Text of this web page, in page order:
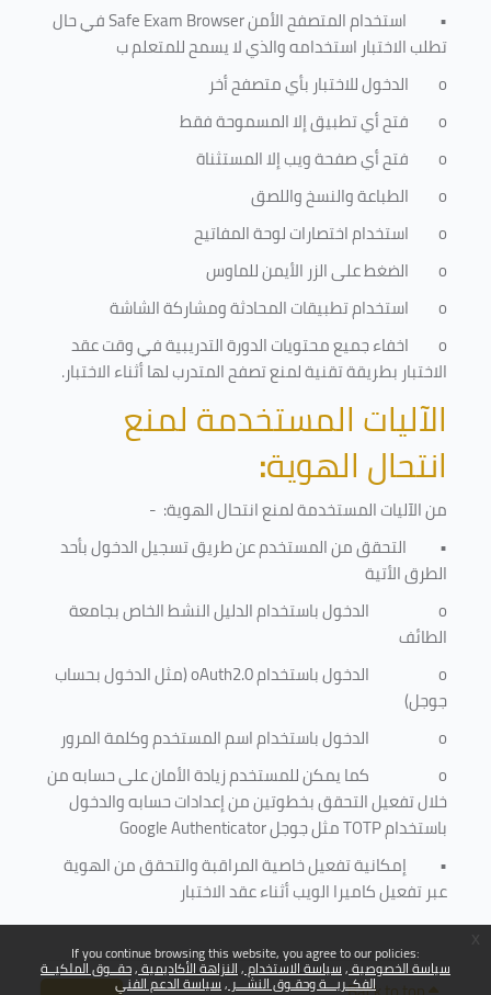
If you continue browsing this website, you agree to our policies:
سياسة الخصوصية سياسة الاستخدام النزاهة الأكاديمية حقــوق الملكيــة
الفكــريـــة وحقـوق النشـــر سياسة الدعم الفني
• استخدام المتصفح الأمنSafe Exam Browserفي حال
تطلب الاختبار استخدامه والذي لا يسمح للمتعلم ب
o
الدخول للاختبار بأي متصفح أخر
o
فتح أي تطبيق إلا المسموحة فقط
o
فتح أي صفحة ويب إلا المستثناة
o
الطباعة والنسخ واللصق
o
استخدام اختصارات لوحة المفاتيح
o
الضغط على الزر الأيمن للماوس
o
استخدام تطبيقات المحادثة ومشاركة الشاشة
o
اخفاء جميع محتويات الدورة التدريبية في وقت عقد
الاختبار بطريقة تقنية لمنع تصفح المتدرب لها أثناء الاختبار.
الآليات المستخدمة لمنع
انتحال الهوية:
من الآليات المستخدمة لمنعانتحال الهوية: -
• التحقق من المستخدم عن طريق تسجيل الدخول بأحد
الطرق الأتية
o
الدخول باستخدام الدليل النشط الخاص بجامعة
الطائف
o
الدخول باستخدامoAuth2.0(مثل الدخول بحساب
جوجل)
o
الدخول باستخدام اسم المستخدم وكلمة المرور
o
كما يمكن للمستخدم زيادة الأمان على حسابه من
خلال تفعيل التحقق بخطوتين من إعدادات حسابه والدخول
باستخدامTOTPمثل جوجلGoogle Authenticator
• إمكانية تفعيل خاصية المراقبة والتحقق من الهوية
عبر تفعيل كاميرا الويب أثناء عقد الاختبار